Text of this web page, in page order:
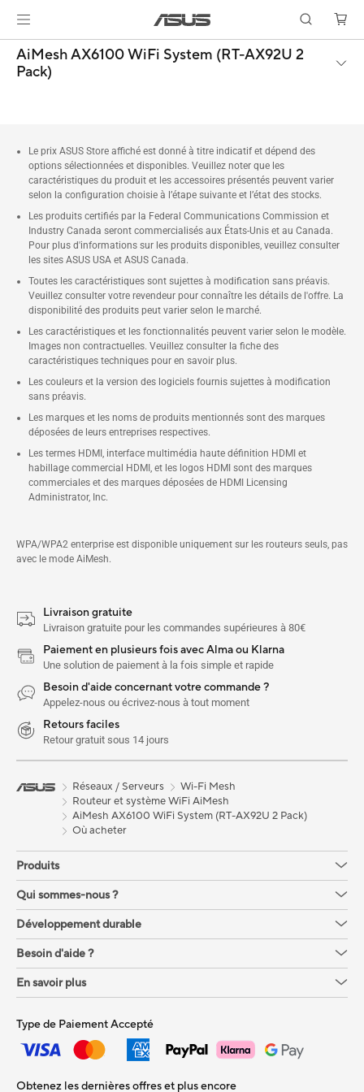
AiMesh AX6100 WiFi System (RT-AX92U 2
Pack)
Le prix ASUS Store affiché est donné à titre indicatif et dépend des
options sélectionnées et disponibles. Veuillez noter que les
caractéristiques du produit et les accessoires présentés peuvent varier
selon la configuration choisie à l’étape suivante et l’état des stocks.
Les produits certifiés par la Federal Communications Commission et
Industry Canada seront commercialisés aux États-Unis et au Canada.
Pour plus d'informations sur les produits disponibles, veuillez consulter
les sites ASUS USA et ASUS Canada.
Toutes les caractéristiques sont sujettes à modification sans préavis.
Veuillez consulter votre revendeur pour connaître les détails de l'offre. La
disponibilité des produits peut varier selon le marché.
Les caractéristiques et les fonctionnalités peuvent varier selon le modèle.
Images non contractuelles. Veuillez consulter la fiche des
caractéristiques techniques pour en savoir plus.
Les couleurs et la version des logiciels fournis sujettes à modification
sans préavis.
Les marques et les noms de produits mentionnés sont des marques
déposées de leurs entreprises respectives.
Les termes HDMI, interface multimédia haute définition HDMI et
habillage commercial HDMI, et les logos HDMI sont des marques
commerciales et des marques déposées de HDMI Licensing
Administrator, Inc.
WPA/WPA2 enterprise est disponible uniquement sur les routeurs seuls, pas
avec le mode AiMesh.
Livraison gratuite
Livraison gratuite pour les commandes supérieures à 80€
Paiement en plusieurs fois avec Alma ou Klarna
Une solution de paiement à la fois simple et rapide
Besoin d'aide concernant votre commande ?
Appelez-nous ou écrivez-nous à tout moment
Retours faciles
Retour gratuit sous 14 jours
Réseaux / Serveurs
Wi-Fi Mesh
Routeur et système WiFi AiMesh
AiMesh AX6100 WiFi System (RT-AX92U 2 Pack)
Où acheter
Produits
Qui sommes-nous ?
Développement durable
Besoin d'aide ?
En savoir plus
Type de Paiement Accepté
Obtenez les dernières offres et plus encore